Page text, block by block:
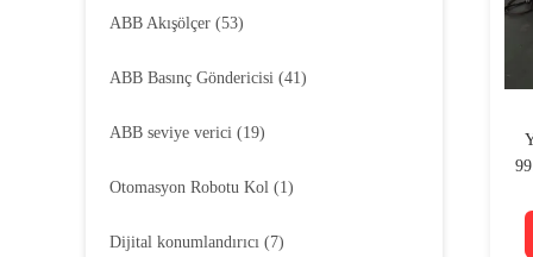
ABB Akışölçer (53)
ABB Basınç Göndericisi (41)
ABB seviye verici (19)
Otomasyon Robotu Kol (1)
Dijital konumlandırıcı (7)